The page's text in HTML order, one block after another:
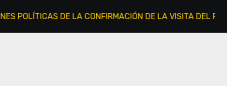
DE LA CONFIRMACIÓN DE LA VISITA DEL PAPA